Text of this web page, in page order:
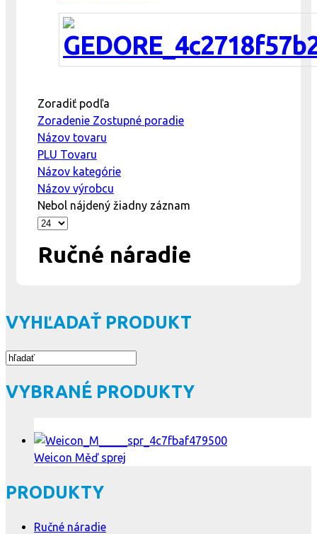
Zoradiť podľa
Zoradenie Zostupné poradie
Názov tovaru
PLU Tovaru
Názov kategórie
Názov výrobcu
Nebol nájdený žiadny záznam
Ručné náradie
VYHĽADAŤ PRODUKT
VYBRANÉ PRODUKTY
Weicon Měď sprej
PRODUKTY
Ručné náradie